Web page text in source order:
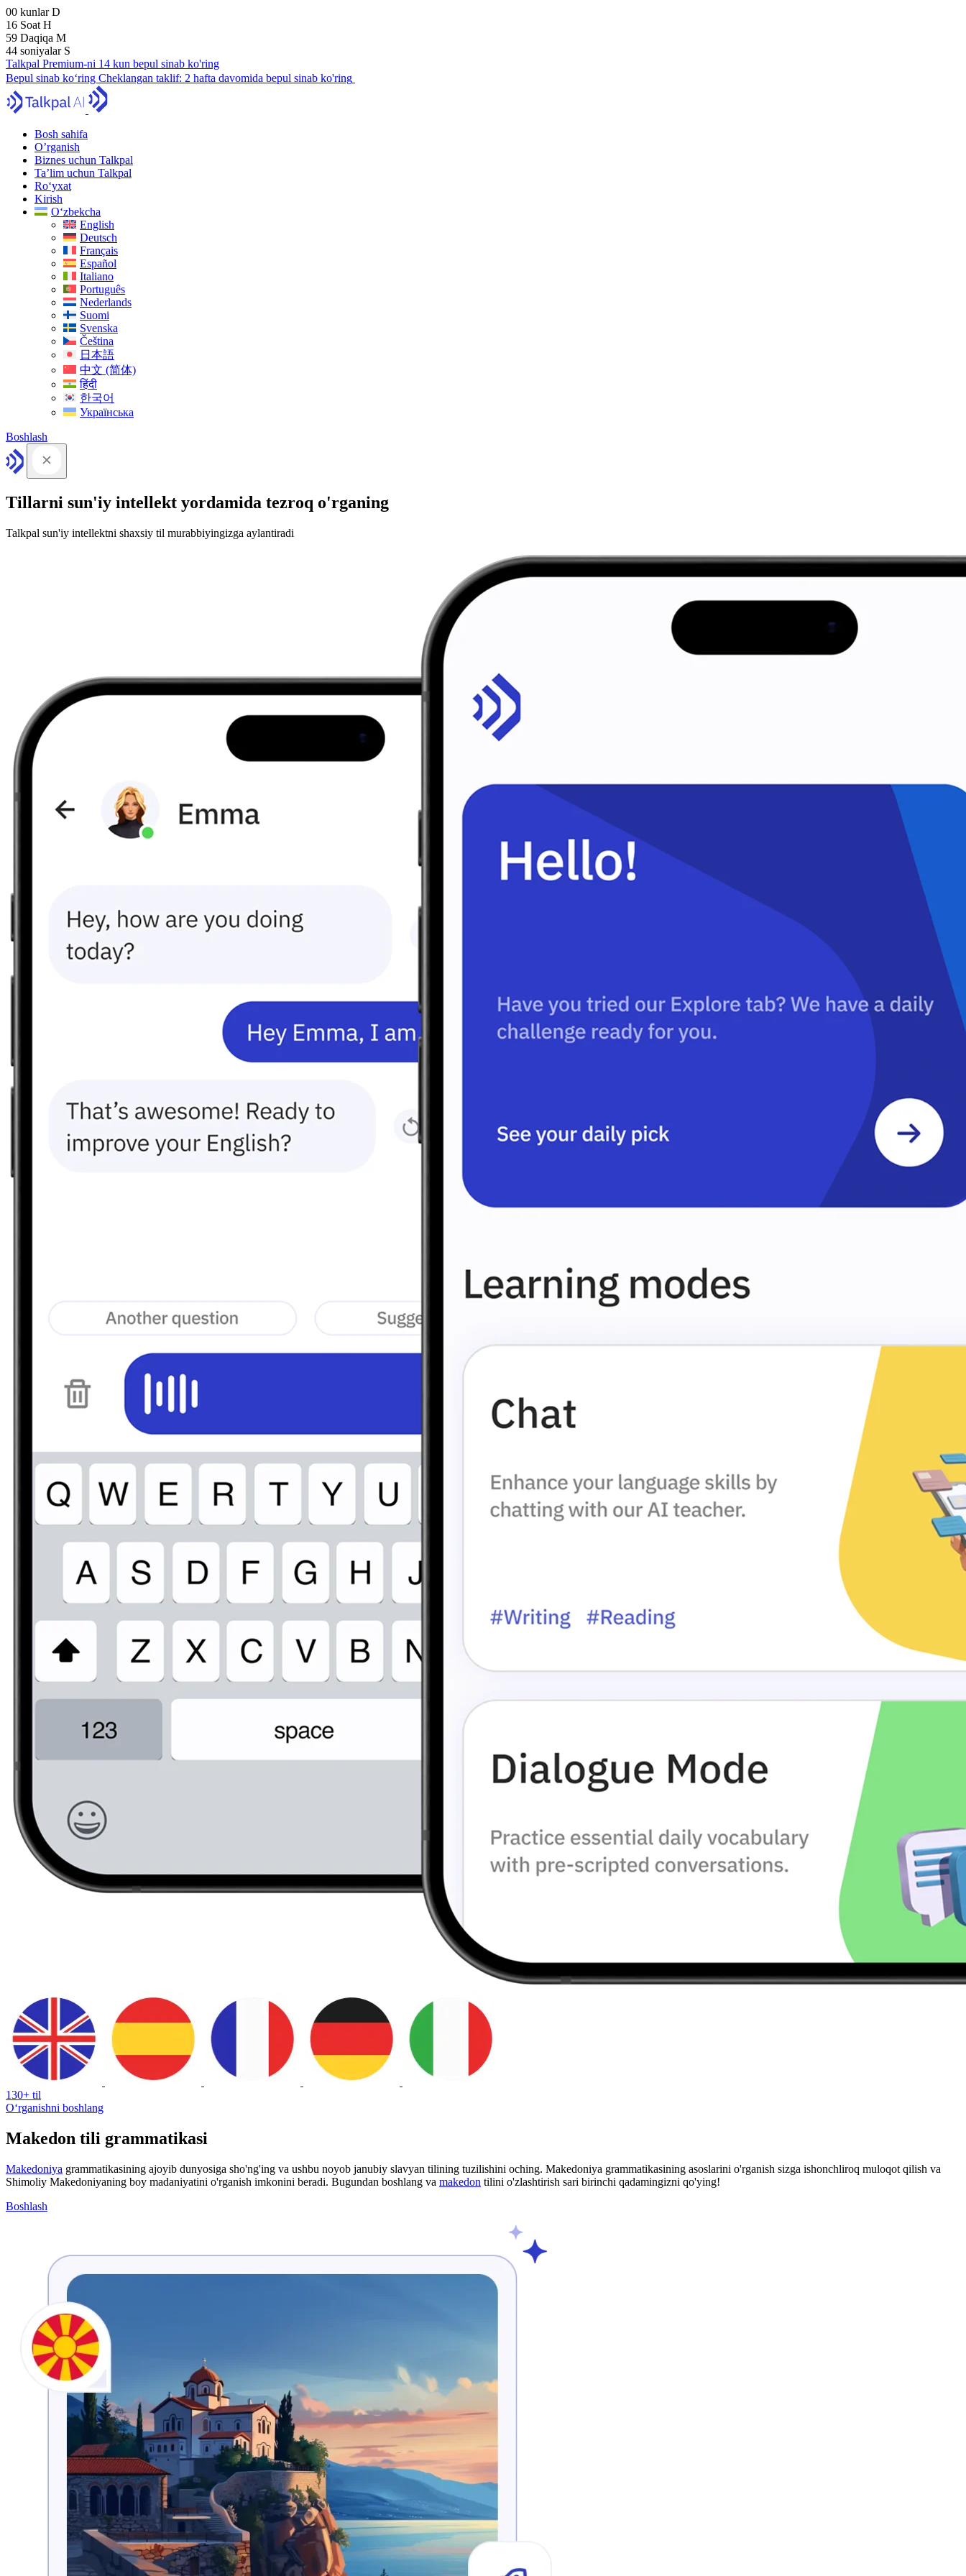
00 kunlarD
16 Soat H
59 Daqiqa M
43 soniyalar S
Talkpal Premium-ni 14 kun bepul sinab ko'ring
Bepul sinab ko‘ring Cheklangan taklif: 2 hafta davomida bepul sinab ko'ring
Bosh sahifa
O’rganish
Biznes uchun Talkpal
Ta’lim uchun Talkpal
Ro‘yxat
Kirish
O‘zbekcha
English
Deutsch
Français
Español
Italiano
Português
Nederlands
Suomi
Svenska
Čeština
日本語
中文 (简体)
हिंदी
한국어
Українська
Boshlash
Tillarni sun'iy intellekt yordamida tezroq o'rganing
Talkpal sun'iy intellektni shaxsiy til murabbiyingizga aylantiradi
130+ til
Oʻrganishni boshlang
Makedon tili grammatikasi
Makedoniya grammatikasining ajoyib dunyosiga sho'ng'ing va ushbu noyob janubiy slavyan tilining tuzilishini oching. Makedoniya grammatikasining asoslarini o'rganish sizga ishonchliroq muloqot qilish va
Shimoliy Makedoniyaning boy madaniyatini o'rganish imkonini beradi. Bugundan boshlang va makedon tilini o'zlashtirish sari birinchi qadamingizni qo'ying!
Boshlash